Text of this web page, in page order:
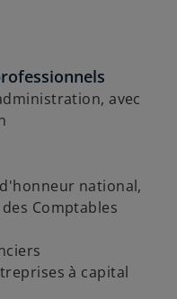
avec
d'honneur national,
Comptables
à capital